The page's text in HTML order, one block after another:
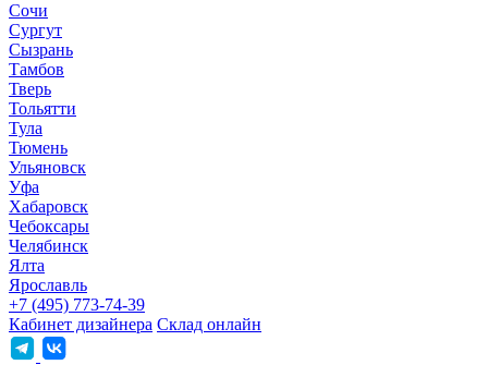
Сочи
Сургут
Сызрань
Тамбов
Тверь
Тольятти
Тула
Тюмень
Ульяновск
Уфа
Хабаровск
Чебоксары
Челябинск
Ялта
Ярославль
+7 (495) 773-74-39
Кабинет дизайнера Склад онлайн